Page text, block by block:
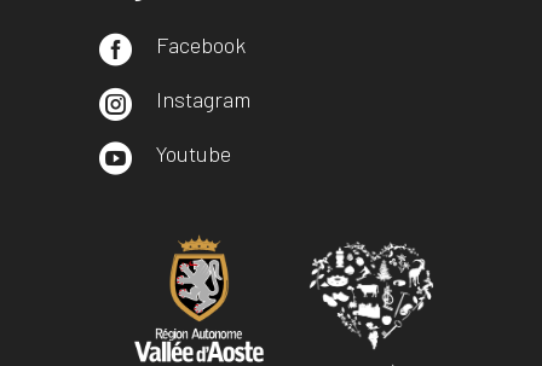
 Facebook
 Instagram
 Youtube